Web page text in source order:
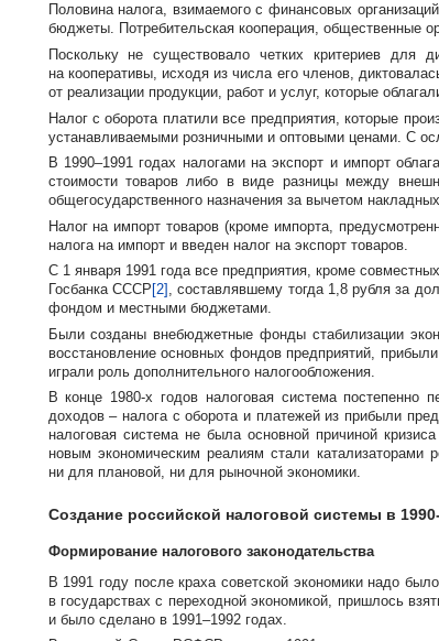
Половина налога, взимаемого с финансовых
бюджеты. Потребительская кооперация, общественные
Поскольку не существовало четких критериев для
на кооперативы, исходя из числа его членов,
от реализации продукции, работ и услуг, которые
Налог с оборота платили все предприятия, которые
устанавливаемыми розничными и оптовыми ценами. С
В 1990–1991 годах налогами на экспорт и импорт
стоимости товаров либо в виде разницы между
общегосударственного назначения за вычетом
Налог на импорт товаров (кроме импорта,
налога на импорт и введен налог на экспорт товаров.
С 1 января 1991 года все предприятия, кроме
Госбанка СССР [2] , составлявшему тогда 1,8 рубля за
фондом и местными бюджетами.
Были созданы внебюджетные фонды стабилизации
восстановление основных фондов предприятий,
играли роль дополнительного налогообложения.
В конце 1980-х годов налоговая система постепенно
доходов – налога с оборота и платежей из прибыли
налоговая система не была основной причиной
новым экономическим реалиям стали катализаторами
ни для плановой, ни для рыночной экономики.
Создание российской налоговой системы в
Формирование налогового законодательства
В 1991 году после краха советской экономики надо
в государствах с переходной экономикой, пришлось
и было сделано в 1991–1992 годах.